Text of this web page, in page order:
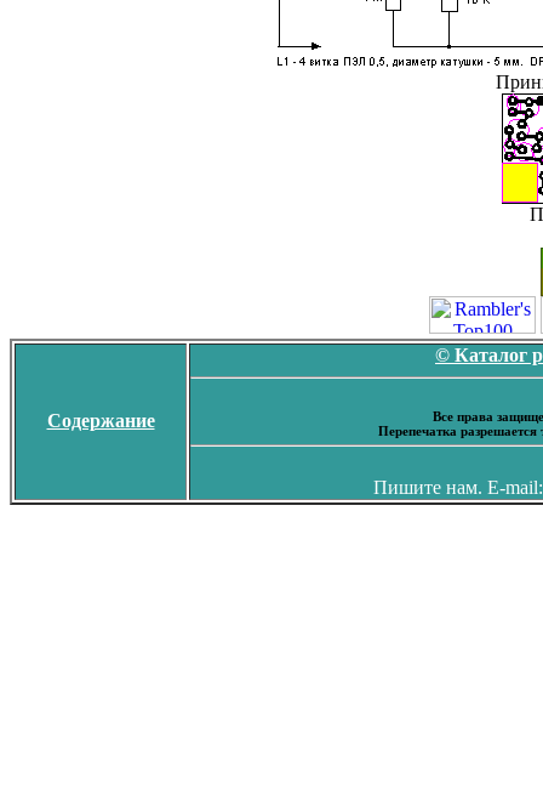
Содержание
© Каталог
Все права
Перепечатка
Пишите нам. E-